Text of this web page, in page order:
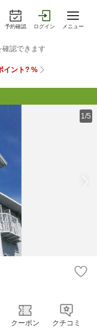
予約確認 ログイン メニュー
1/5
クーポン クチコミ